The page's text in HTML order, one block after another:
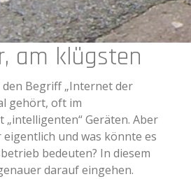
am klügsten
den Begriff „Internet der
gehört, oft im
„intelligenten“ Geräten. Aber
und was könnte es
bedeuten? In diesem
darauf eingehen.